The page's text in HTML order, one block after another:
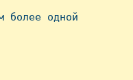
более одной